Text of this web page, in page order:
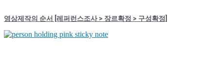
영상제작의 순서 [레퍼런스조사 > 장르확정 > 구성확정]